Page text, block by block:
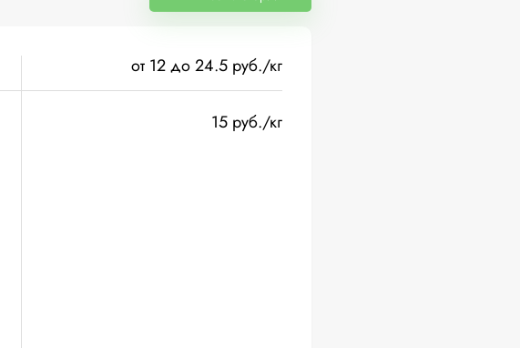
от 12 до 24.5 руб./кг
15 руб./кг